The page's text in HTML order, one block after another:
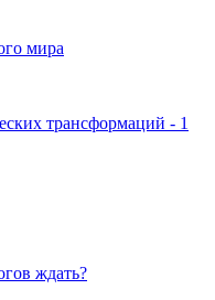
мира
трансформаций - 1
ждать?